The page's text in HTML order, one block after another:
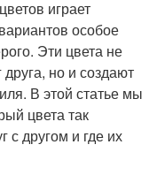
играет
особое
Эти цвета не
но и создают
В этой статье мы
цвета так
с другом и где их